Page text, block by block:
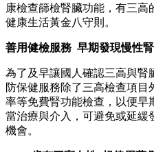
康檢查篩檢腎臟功能，有三高
健康生活黃金八守則。
善用健檢服務 早期發現慢性
為了及早讓國人確認三高與腎
防保健服務除了三高檢查項
率等免費腎功能檢查，以便早
當治療與介入，可避免或延緩
機會。